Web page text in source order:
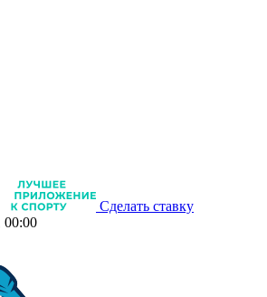
Сделать ставку
00:00